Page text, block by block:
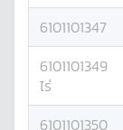
6101101347
6101101349
ไร่
6101101350